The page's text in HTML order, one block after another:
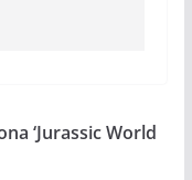
‘Jurassic World